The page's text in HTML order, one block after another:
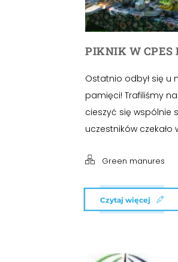
PIKNIK W CPES
Ostatnio odbył się u
pamięci! Trafiliśmy
cieszyć się wspólnie
uczestników czekało
Green manures
Czytaj więcej